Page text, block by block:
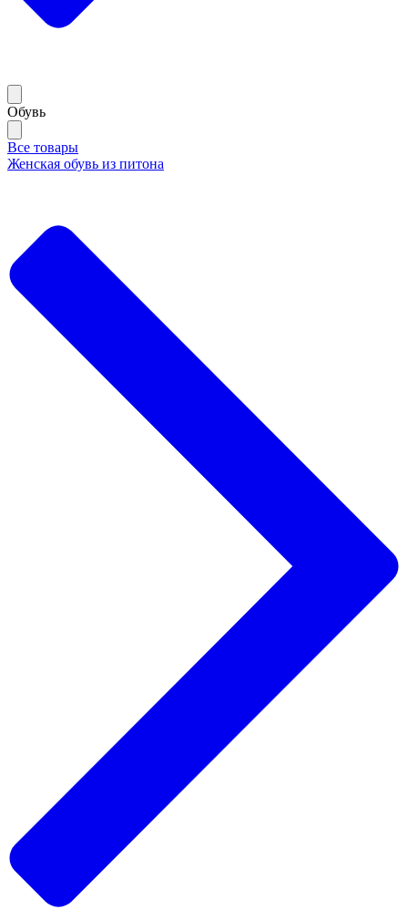
Обувь
Все товары
Женская обувь из питона